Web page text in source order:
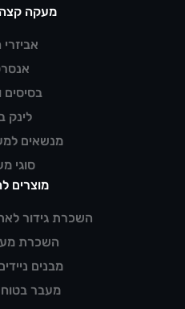
מעקה
אביזרי
בסיסים
לינק
מנשאים
סוגי
מוצרים
השכרת גידור
השכרת
מבנים
מעבר